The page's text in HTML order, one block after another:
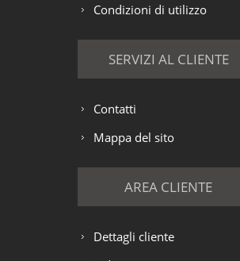
Condizioni di utilizzo
SERVIZI AL CLIENTE
Contatti
Mappa del sito
AREA CLIENTE
Dettagli cliente